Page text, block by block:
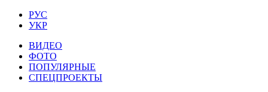
РУС
УКР
ВИДЕО
ФОТО
ПОПУЛЯРНЫЕ
СПЕЦПРОЕКТЫ